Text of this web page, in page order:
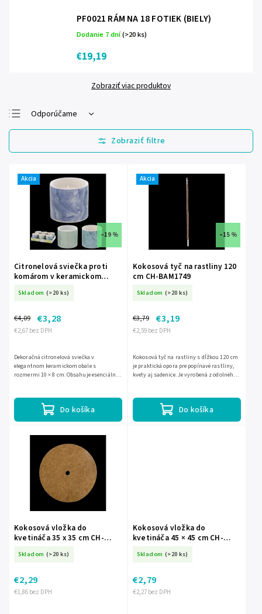
PF0021 RÁM NA 18 FOTIEK (BIELY)
Dodanie 7 dní(>20 ks)
€19,19
Zobraziť viac produktov
Odporúčame
Najlacnejšie
Najdrahšie
Abecedne
Akcia
–19 %
Citronelová sviečka proti
komárom v keramickom
Skladom (>20 ks)
€2,67 bez DPH
€4,09 €3,28
Do košíka
Dekoračná citronelová sviečka v
elegantnom keramickom obale s
rozmermi 10 × 8 cm. Obsahuje esenciálny
Akcia
–15 %
Kokosová tyč na rastliny 120
cm CH-BAM1749
Skladom (>20 ks)
€2,59 bez DPH
€3,79 €3,19
Do košíka
Kokosová tyč na rastliny s dĺžkou 120 cm
je praktická opora pre popínavé rastliny,
kvety aj sadenice. Je vyrobená z odolného
Kokosová vložka do
kvetináča 35 x 35 cm CH-
Skladom (>20 ks)
€1,86 bez DPH
€2,29
Kokosová vložka do
kvetináča 45 × 45 cm CH-
Skladom (>20 ks)
€2,27 bez DPH
€2,79